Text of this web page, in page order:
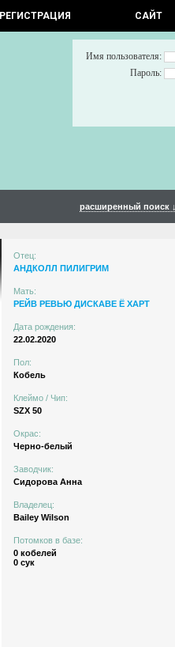
РЕГИСТРАЦИЯ САЙТ
Имя пользователя:
Пароль:
расширенный поиск ↓
Отец:
АНДКОЛЛ ПИЛИГРИМ
Мать:
РЕЙВ РЕВЬЮ ДИСКАВЕ Ё ХАРТ
Дата рождения:
22.02.2020
Пол:
Кобель
Клеймо / Чип:
SZX 50
Окрас:
Черно-белый
Заводчик:
Сидорова Анна
Владелец:
Bailey Wilson
Потомков в базе:
0 кобелей
0 сук